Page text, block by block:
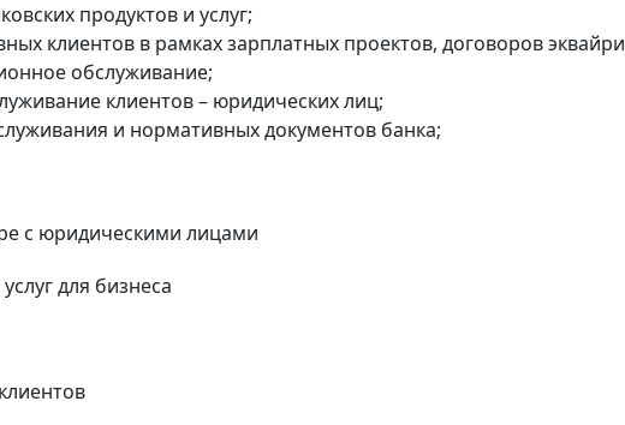
продуктов и услуг;
клиентов в рамках зарплатных проектов, договоров эквайри
обслуживание;
клиентов – юридических лиц;
и нормативных документов банка;
с юридическими лицами
для бизнеса